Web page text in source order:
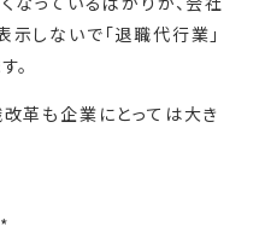
しないで「退職代行業」
。
革も企業にとっては大き